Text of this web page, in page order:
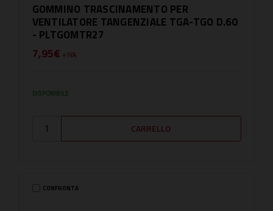
GOMMINO TRASCINAMENTO PER
VENTILATORE TANGENZIALE TGA-TGO D.60
- PLTGOMTR27
7,95€ + IVA
DISPONIBILE
CONFRONTA